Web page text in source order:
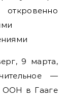
9 марта,
—
ООН в Гааге